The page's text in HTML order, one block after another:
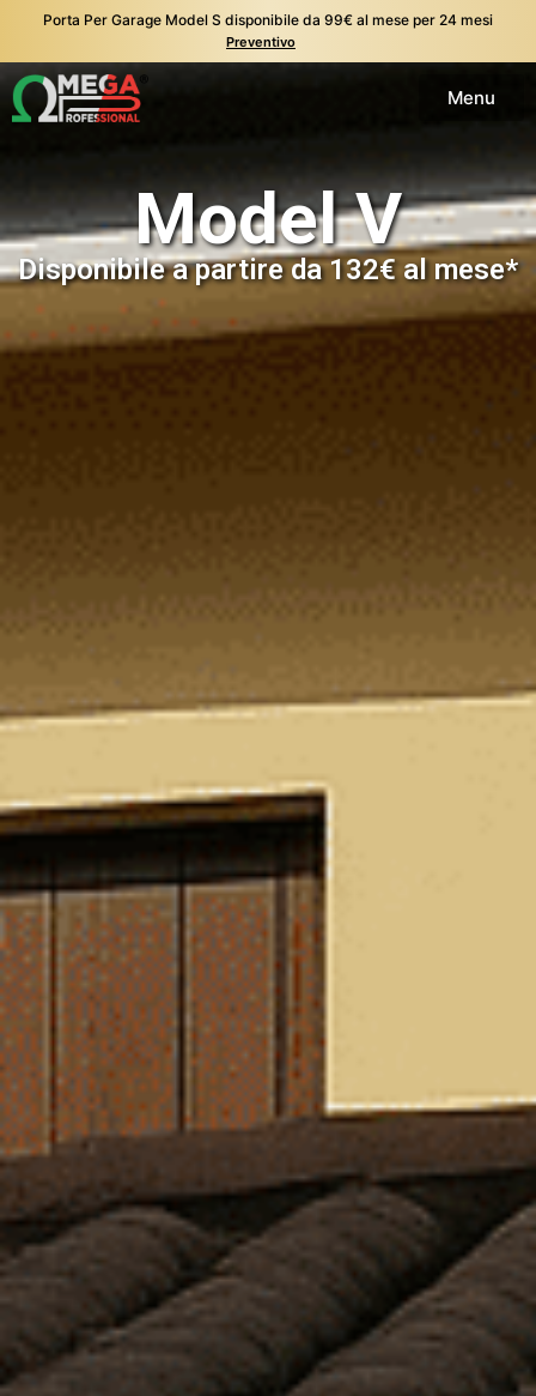
Porta Per Garage Model S disponibile da 99€ al mese per 24 mesi
Preventivo
Menu
Model V
Disponibile a partire da 132€ al mese*